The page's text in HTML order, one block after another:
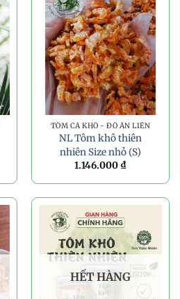
TÔM CÁ KHÔ - ĐỒ ĂN LIỀN
NL Tôm khô thiên
nhiên Size nhỏ (S)
1.146.000 ₫
HẾT HÀNG